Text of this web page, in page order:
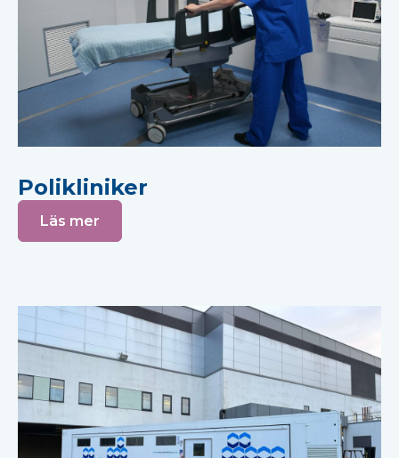
Polikliniker
Läs mer